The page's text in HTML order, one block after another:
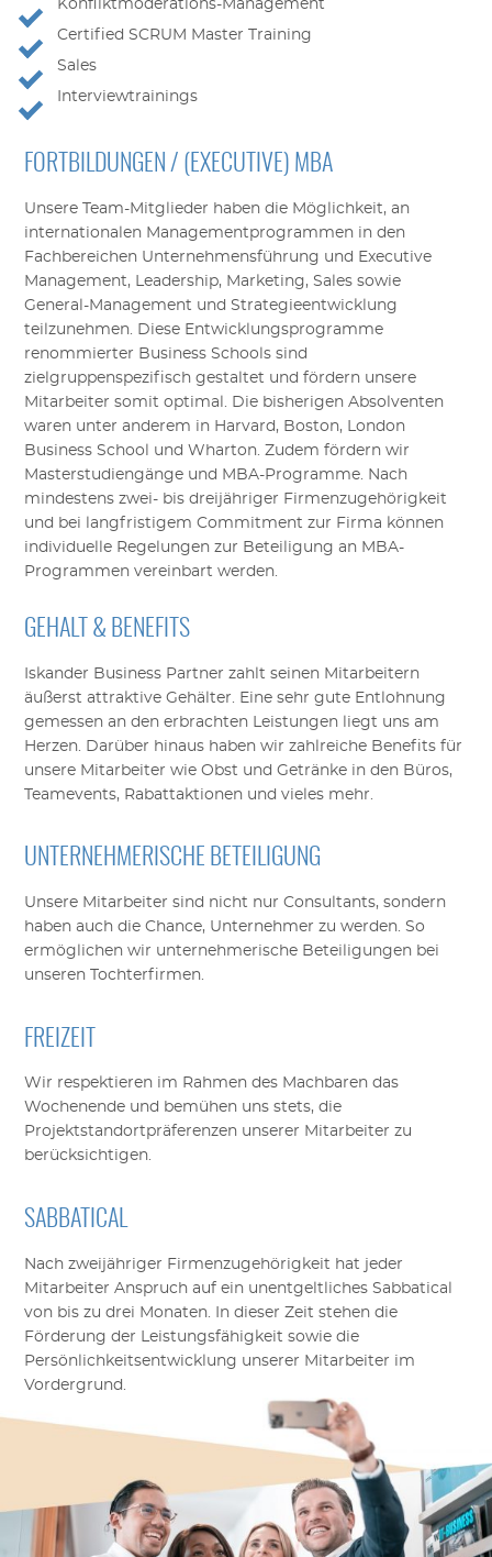
Konfliktmoderations-Management
Certified SCRUM Master Training
Sales
Interviewtrainings
FORTBILDUNGEN / (EXECUTIVE) MBA
Unsere Team-Mitglieder haben die Möglichkeit, an
internationalen Managementprogrammen in den
Fachbereichen Unternehmensführung und Executive
Management, Leadership, Marketing, Sales sowie
General-Management und Strategieentwicklung
teilzunehmen. Diese Entwicklungsprogramme
renommierter Business Schools sind
zielgruppenspezifisch gestaltet und fördern unsere
Mitarbeiter somit optimal. Die bisherigen Absolventen
waren unter anderem in Harvard, Boston, London
Business School und Wharton. Zudem fördern wir
Masterstudiengänge und MBA-Programme. Nach
mindestens zwei- bis dreijähriger Firmenzugehörigkeit
und bei langfristigem Commitment zur Firma können
individuelle Regelungen zur Beteiligung an MBA-
Programmen vereinbart werden.
GEHALT & BENEFITS
Iskander Business Partner zahlt seinen Mitarbeitern
äußerst attraktive Gehälter. Eine sehr gute Entlohnung
gemessen an den erbrachten Leistungen liegt uns am
Herzen. Darüber hinaus haben wir zahlreiche Benefits für
unsere Mitarbeiter wie Obst und Getränke in den Büros,
Teamevents, Rabattaktionen und vieles mehr.
UNTERNEHMERISCHE BETEILIGUNG
Unsere Mitarbeiter sind nicht nur Consultants, sondern
haben auch die Chance, Unternehmer zu werden. So
ermöglichen wir unternehmerische Beteiligungen bei
unseren Tochterfirmen.
FREIZEIT
Wir respektieren im Rahmen des Machbaren das
Wochenende und bemühen uns stets, die
Projektstandortpräferenzen unserer Mitarbeiter zu
berücksichtigen.
SABBATICAL
Nach zweijähriger Firmenzugehörigkeit hat jeder
Mitarbeiter Anspruch auf ein unentgeltliches Sabbatical
von bis zu drei Monaten. In dieser Zeit stehen die
Förderung der Leistungsfähigkeit sowie die
Persönlichkeitsentwicklung unserer Mitarbeiter im
Vordergrund.